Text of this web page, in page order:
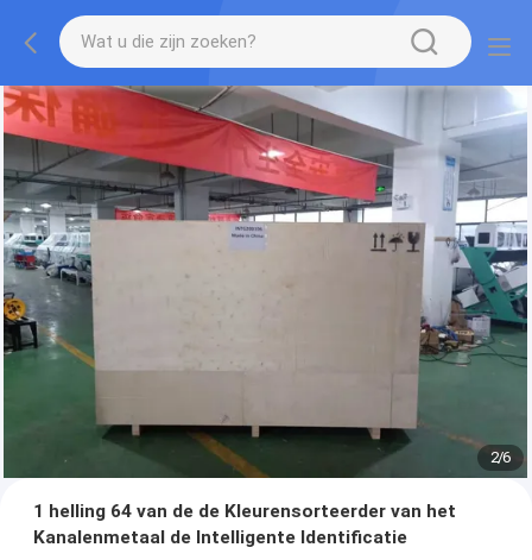
2/6
1 helling 64 van de de Kleurensorteerder van het
Kanalenmetaal de Intelligente Identificatie